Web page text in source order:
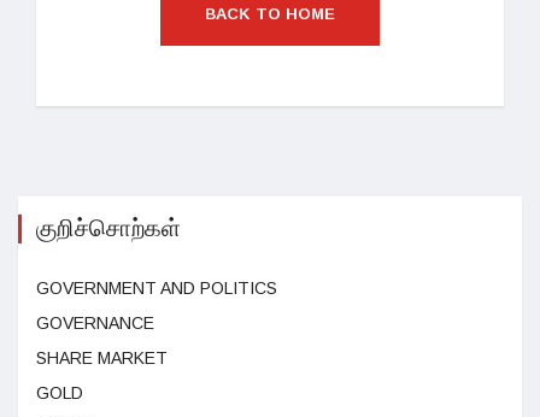
BACK TO HOME
குறிச்சொற்கள்
GOVERNMENT AND POLITICS
GOVERNANCE
SHARE MARKET
GOLD